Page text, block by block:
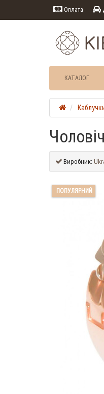
Оплата
КАТАЛОГ
Виробник:
ПОПУЛЯРНИЙ